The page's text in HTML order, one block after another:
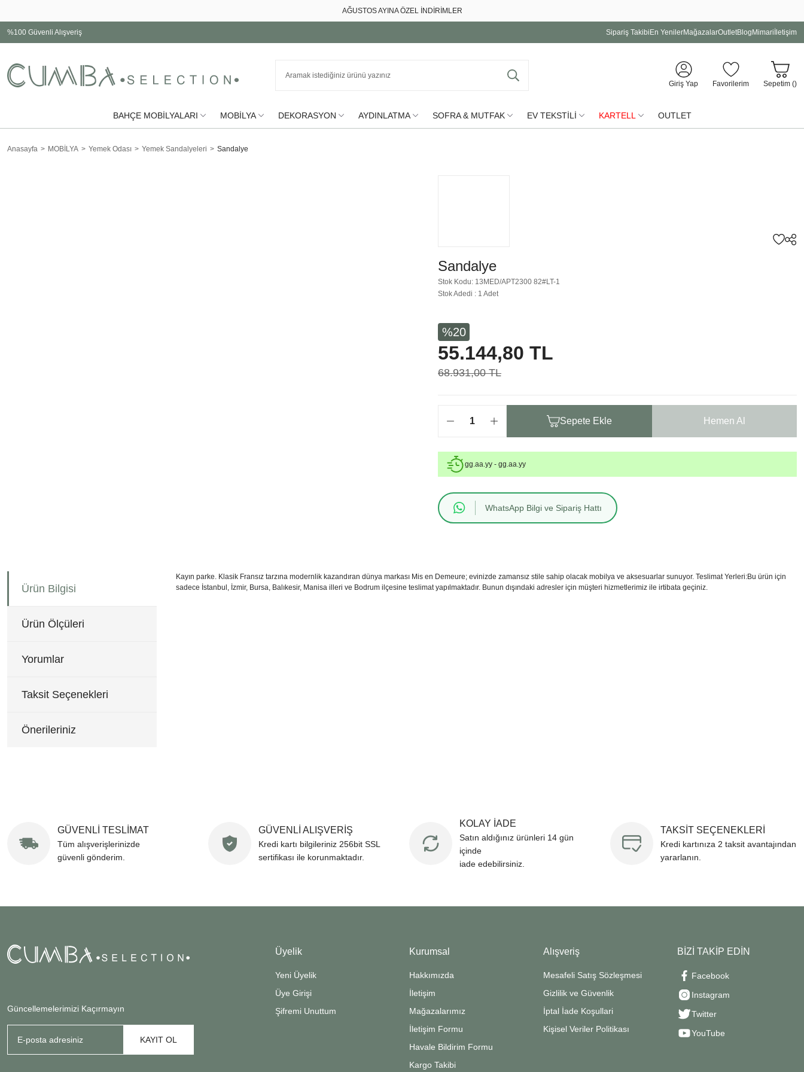
AĞUSTOS AYINA ÖZEL İNDİRİMLER
%100 Güvenli Alışveriş Sipariş Takibi En YenilerMağazalarOutletBlog Mimari İletişim
Giriş Yap Favorilerim Sepetim ()
BAHÇE MOBİLYALARI MOBİLYA DEKORASYON AYDINLATMA SOFRA & MUTFAK EV TEKSTİLİ KARTELL OUTLET
Anasayfa MOBİLYA Yemek Odası Yemek Sandalyeleri Sandalye
Sandalye
Stok Kodu: 13MED/APT2300 82#LT-1
Stok Adedi : 1 Adet
%20
55.144,80 TL
68.931,00 TL
Sepete Ekle Hemen Al
gg.aa.yy - gg.aa.yy
WhatsApp Bilgi ve Sipariş Hattı
Ürün Bilgisi
Ürün Ölçüleri
Yorumlar
Taksit Seçenekleri
Önerileriniz
Kayın parke. Klasik Fransız tarzına modernlik kazandıran dünya markası Mis en Demeure; evinizde zamansız stile sahip olacak mobilya ve aksesuarlar sunuyor. Teslimat Yerleri:Bu ürün için
sadece İstanbul, İzmir, Bursa, Balıkesir, Manisa illeri ve Bodrum ilçesine teslimat yapılmaktadır. Bunun dışındaki adresler için müşteri hizmetlerimiz ile irtibata geçiniz.
GÜVENLİ TESLİMAT
Tüm alışverişlerinizde
güvenli gönderim.
GÜVENLİ ALIŞVERİŞ
Kredi kartı bilgileriniz 256bit SSL
sertifikası ile korunmaktadır.
KOLAY İADE
Satın aldığınız ürünleri 14 gün
içinde
iade edebilirsiniz.
TAKSİT SEÇENEKLERİ
Kredi kartınıza 2 taksit avantajından
yararlanın.
Güncellemelerimizi Kaçırmayın
KAYIT OL
Üyelik
Yeni Üyelik
Üye Girişi
Şifremi Unuttum
Kurumsal
Hakkımızda
İletişim
Mağazalarımız
İletişim Formu
Havale Bildirim Formu
Kargo Takibi
Alışveriş
Mesafeli Satış Sözleşmesi
Gizlilik ve Güvenlik
İptal İade Koşullari
Kişisel Veriler Politikası
BİZİ TAKİP EDİN
Facebook
Instagram
Twitter
YouTube